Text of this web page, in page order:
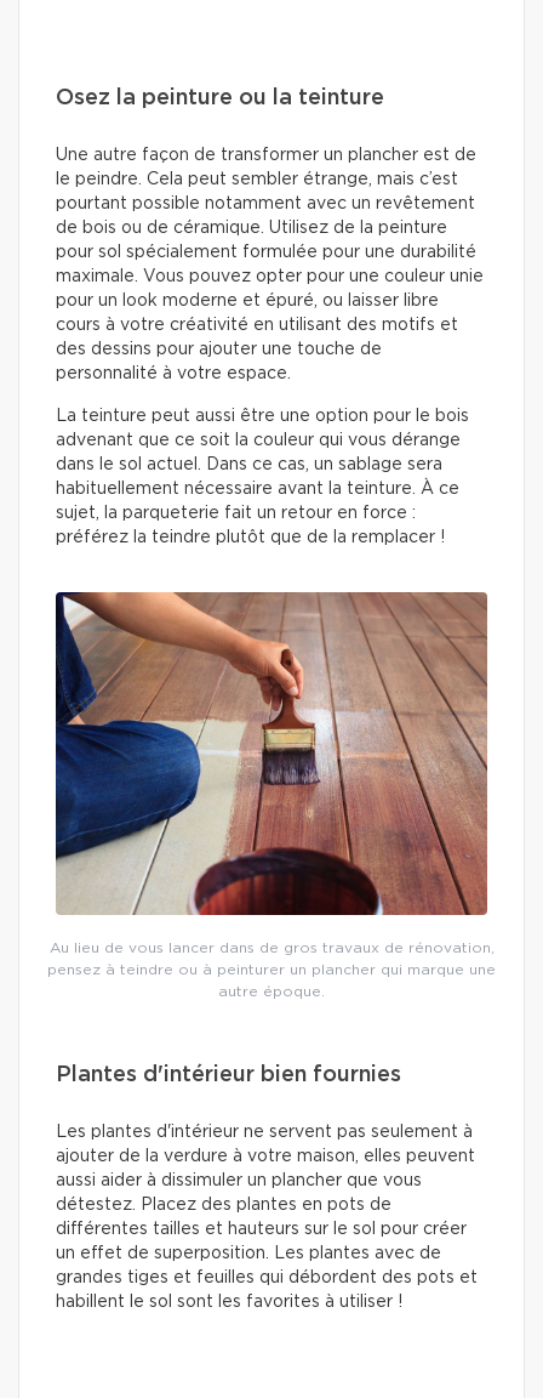
Osez la peinture ou la teinture
Une autre façon de transformer un plancher est de
le peindre. Cela peut sembler étrange, mais c’est
pourtant possible notamment avec un revêtement
de bois ou de céramique. Utilisez de la peinture
pour sol spécialement formulée pour une durabilité
maximale. Vous pouvez opter pour une couleur unie
pour un look moderne et épuré, ou laisser libre
cours à votre créativité en utilisant des motifs et
des dessins pour ajouter une touche de
personnalité à votre espace.
La teinture peut aussi être une option pour le bois
advenant que ce soit la couleur qui vous dérange
dans le sol actuel. Dans ce cas, un sablage sera
habituellement nécessaire avant la teinture. À ce
sujet, la parqueterie fait un retour en force :
préférez la teindre plutôt que de la remplacer !
Au lieu de vous lancer dans de gros travaux de rénovation,
pensez à teindre ou à peinturer un plancher qui marque une
autre époque.
Plantes d'intérieur bien fournies
Les plantes d'intérieur ne servent pas seulement à
ajouter de la verdure à votre maison, elles peuvent
aussi aider à dissimuler un plancher que vous
détestez. Placez des plantes en pots de
différentes tailles et hauteurs sur le sol pour créer
un effet de superposition. Les plantes avec de
grandes tiges et feuilles qui débordent des pots et
habillent le sol sont les favorites à utiliser !